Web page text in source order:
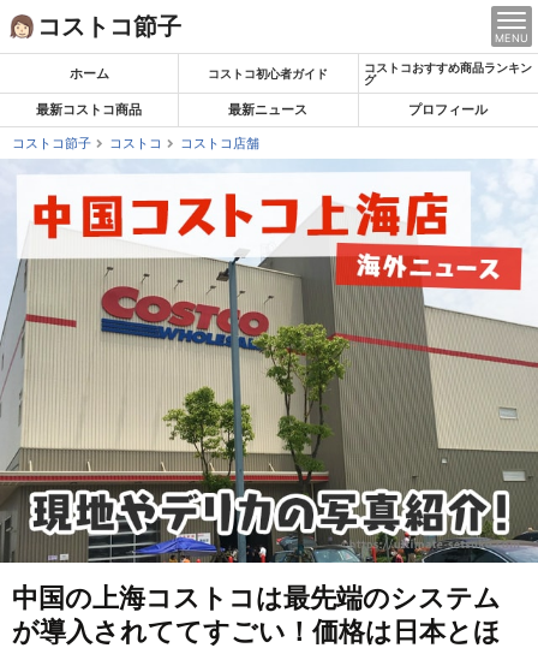
Skip
to
コストコ節子 MENU
ホーム コストコ初心者ガイド
コストコおすすめ商品ランキン
グ
最新コストコ商品 最新ニュース
プロフィール
コストコ節子
コストコ コストコ店舗
中国の上海コストコは最先端のシステム
が導入されててすごい！価格は日本とほ